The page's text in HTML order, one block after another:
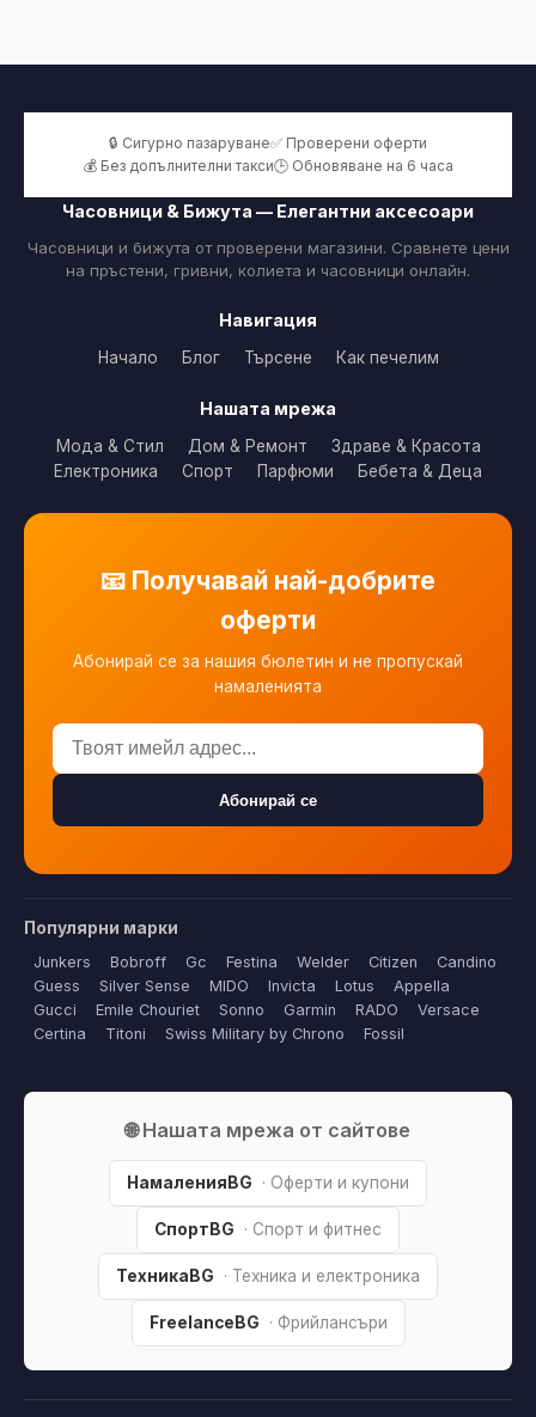
🔒 Сигурно пазаруване✅ Проверени оферти
💰 Без допълнителни такси🕒 Обновяване на 6 часа
Часовници & Бижута — Елегантни аксесоари
Часовници и бижута от проверени магазини. Сравнете цени
на пръстени, гривни, колиета и часовници онлайн.
Навигация
Начало Блог Търсене Как печелим
Нашата мрежа
Мода & Стил Дом & Ремонт
Здраве & Красота
Електроника
Спорт Парфюми Бебета & Деца
📧 Получавай най-добрите
оферти
Абонирай се за нашия бюлетин и не пропускай
намаленията
Абонирай се
Популярни марки
Junkers Bobroff Gc Festina Welder Citizen
Candino
Guess
Silver Sense MIDO Invicta Lotus
Appella
Gucci
Emile Chouriet Sonno Garmin RADO
Versace
Certina
Titoni Swiss Military by Chrono Fossil
🌐 Нашата мрежа от сайтове
НамаленияBG · Оферти и купони
СпортBG · Спорт и фитнес
ТехникаBG · Техника и електроника
FreelanceBG · Фрийлансъри